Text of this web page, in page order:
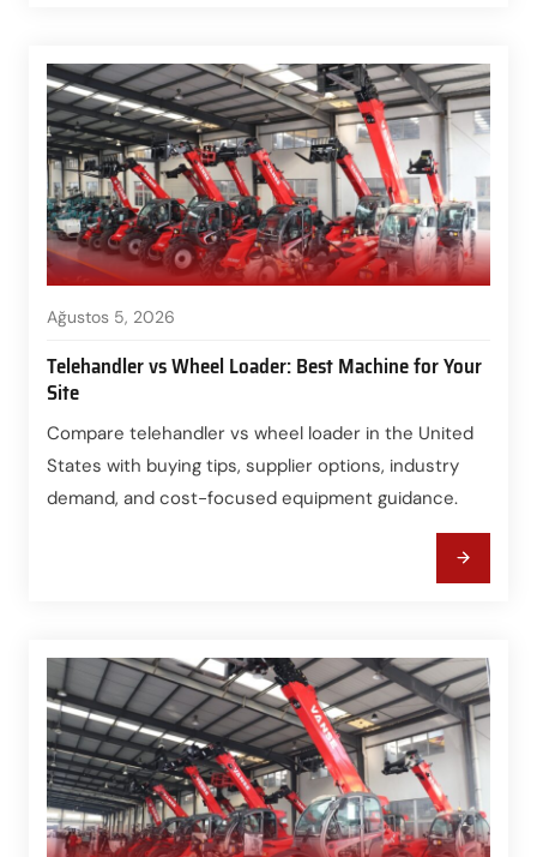
Ağustos 5, 2026
Telehandler vs Wheel Loader: Best Machine for Your
Site
Compare telehandler vs wheel loader in the United
States with buying tips, supplier options, industry
demand, and cost-focused equipment guidance.